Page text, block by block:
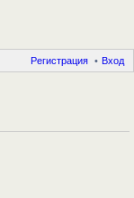
Вход
Регистрация